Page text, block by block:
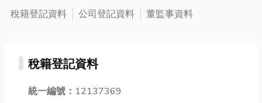
難清理，自己
跟我一樣忙
碌，真的可以
考慮找專業幫
遊高峰期。從
峽，最終抵達
水電工來處
理，但你知道
稅籍登記資料 公司登記資料 董監事資料
稅籍登記資料
統一編號： 12137369